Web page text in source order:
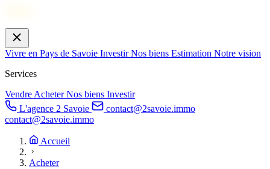
Vivre en Pays de Savoie InvestirNos biens Estimation Notre vision
Services
VendreAcheterNos biens Investir
L'agence 2 Savoie
contact@2savoie.immo
contact@2savoie.immo
Accueil
Acheter